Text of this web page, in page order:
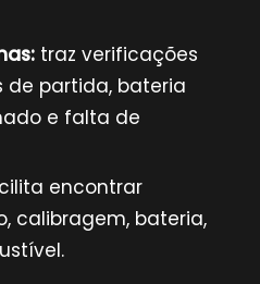
traz verificações
de partida, bateria
e falta de
encontrar
calibragem, bateria,